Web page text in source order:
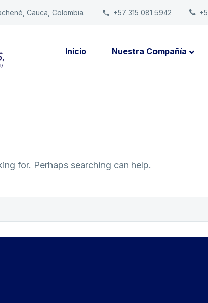
Cauca, Colombia. +57 315 081 5942
Inicio Nuestra Compañía
for. Perhaps searching can help.